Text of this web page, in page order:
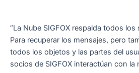
“La Nube SIGFOX respalda todos los
Para recuperar los mensajes, pero
todos los objetos y las partes del
socios de SIGFOX interactúan con la